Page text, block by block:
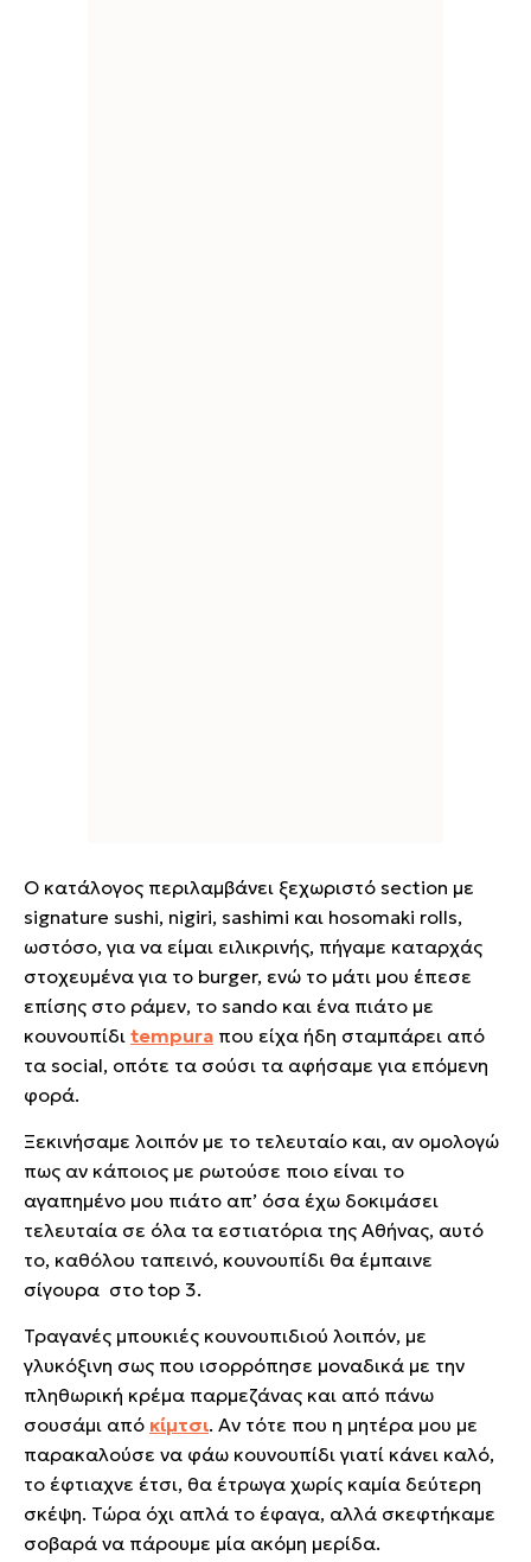
Ο κατάλογος περιλαμβάνει ξεχωριστό section με
signature sushi, nigiri, sashimi και hosomaki rolls,
ωστόσο, για να είμαι ειλικρινής, πήγαμε καταρχάς
στοχευμένα για το burger, ενώ το μάτι μου έπεσε
επίσης στο ράμεν, το sando και ένα πιάτο με
κουνουπίδι tempura που είχα ήδη σταμπάρει από
τα social, οπότε τα σούσι τα αφήσαμε για επόμενη
φορά.
Ξεκινήσαμε λοιπόν με το τελευταίο και, αν ομολογώ
πως αν κάποιος με ρωτούσε ποιο είναι το
αγαπημένο μου πιάτο απ’ όσα έχω δοκιμάσει
τελευταία σε όλα τα εστιατόρια της Αθήνας, αυτό
το, καθόλου ταπεινό, κουνουπίδι θα έμπαινε
σίγουρα στο top 3.
Τραγανές μπουκιές κουνουπιδιού λοιπόν, με
γλυκόξινη σως που ισορρόπησε μοναδικά με την
πληθωρική κρέμα παρμεζάνας και από πάνω
σουσάμι από κίμτσι. Αν τότε που η μητέρα μου με
παρακαλούσε να φάω κουνουπίδι γιατί κάνει καλό,
το έφτιαχνε έτσι, θα έτρωγα χωρίς καμία δεύτερη
σκέψη. Τώρα όχι απλά το έφαγα, αλλά σκεφτήκαμε
σοβαρά να πάρουμε μία ακόμη μερίδα.